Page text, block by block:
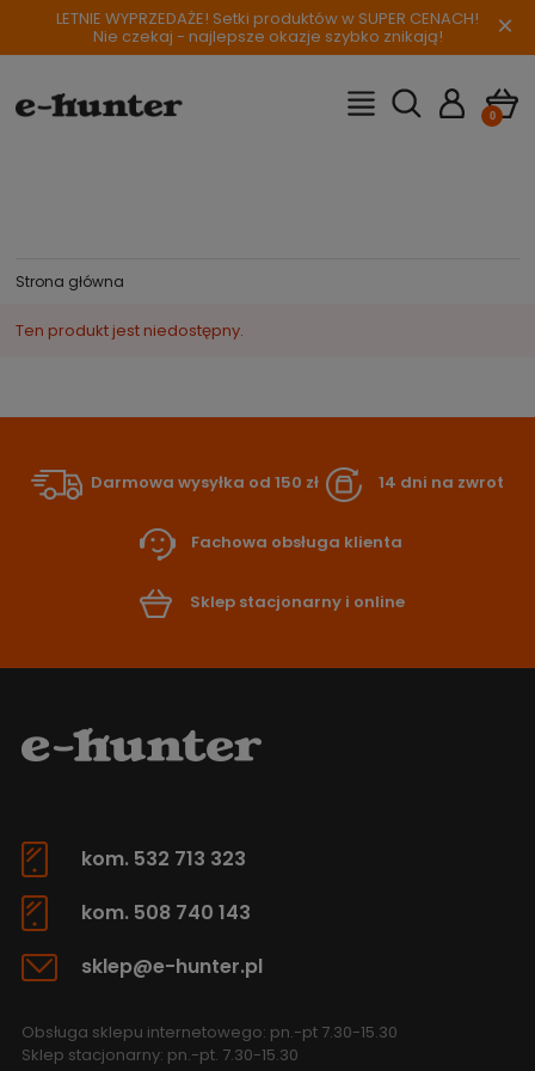
LETNIE WYPRZEDAŻE! Setki produktów w SUPER CENACH!
Nie czekaj - najlepsze okazje szybko znikają! ×
Strona główna
Ten produkt jest niedostępny.
Darmowa wysyłka od 150 zł 14 dni na zwrot
Fachowa obsługa klienta
Sklep stacjonarny i online
kom. 532 713 323
kom. 508 740 143
sklep@e-hunter.pl
Obsługa sklepu internetowego: pn.-pt 7.30-15.30
Sklep stacjonarny: pn.-pt. 7.30-15.30